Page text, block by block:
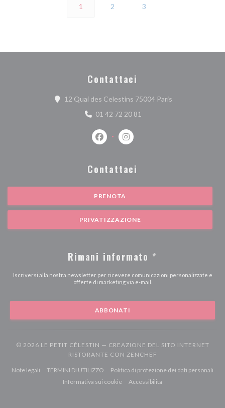
1 2 3
Contattaci
12 Quai des Celestins 75004 Paris
01 42 72 20 81
Facebook ((apre una nuova finestra))
Instagram ((apre una nuova
Contattaci
PRENOTA
PRIVATIZZAZIONE
Rimani informato *
Iscriversi alla nostra newsletter per ricevere comunicazioni personalizzate e
offerte di marketing via e-mail.
ABBONATI
© 2026 LE PETIT CÉLESTIN — CREAZIONE DEL SITO INTERNET
RISTORANTE CON ZENCHEF
Note legali ((apre una nuova finestra))
TERMINI DI UTILIZZO ((apre una nuova finestra))
Politica di protezione dei dati personali
Informativa sui cookie((apre una nuova finestra))
Accessibilita